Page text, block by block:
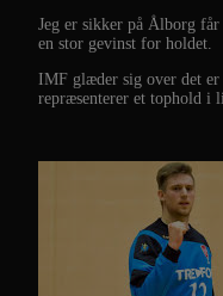
Jeg er sikker på Ålborg
en stor gevinst for holdet.
IMF glæder sig over det er
repræsenterer et tophold i